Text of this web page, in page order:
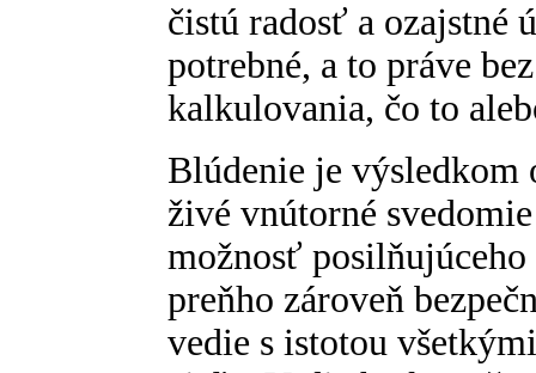
čistú radosť a ozajstné
potrebné, a to práve
kalkulovania, čo to
Blúdenie je výsledkom
živé vnútorné
možnosť posilňujúceho
preňho zároveň
vedie s istotou